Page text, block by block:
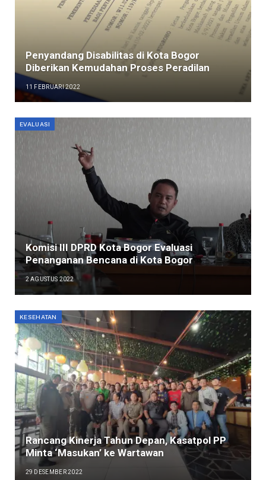
Penyandang Disabilitas di Kota Bogor
Diberikan Kemudahan Proses Peradilan
11 FEBRUARI 2022
EVALUASI
Komisi III DPRD Kota Bogor Evaluasi
Penanganan Bencana di Kota Bogor
2 AGUSTUS 2022
KESEHATAN
Rancang Kinerja Tahun Depan, Kasatpol PP
Minta ‘Masukan’ ke Wartawan
29 DESEMBER 2022